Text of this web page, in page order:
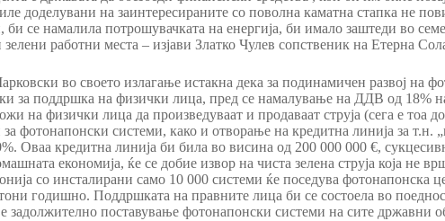
доделувани на заинтересираните со поволна каматна стапка не
се намалила потрошувачката на енергија, би имало заштеди во
работни места – изјави Златко Чулев сопственик на Етерна
во своето излагање истакна дека за подинамичен развој на
за поддршка на физички лица, пред се намалување на ДДВ од 18%
на физички лица да произведуваат и продаваат струја (сега е
фотонапонски системи, како и отворање на кредитна линија за т.н.
Оваа кредитна линија би била во висина од 200 000 000 €,
економија, ќе се добие извор на чиста зелена струја која не
со инсталирани само 10 000 системи ќе поседува фотонапонска
годишно. Поддршката на правните лица би се состоела во
задолжително поставување фотонапонски системи на сите државни